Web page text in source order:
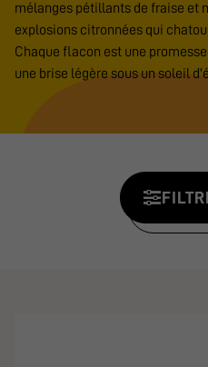
mélanges pétillants de fraise et
explosions citronnées qui
Chaque flacon est une
une brise légère sous un soleil